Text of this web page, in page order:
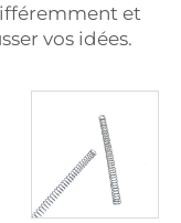
et
vos idées.